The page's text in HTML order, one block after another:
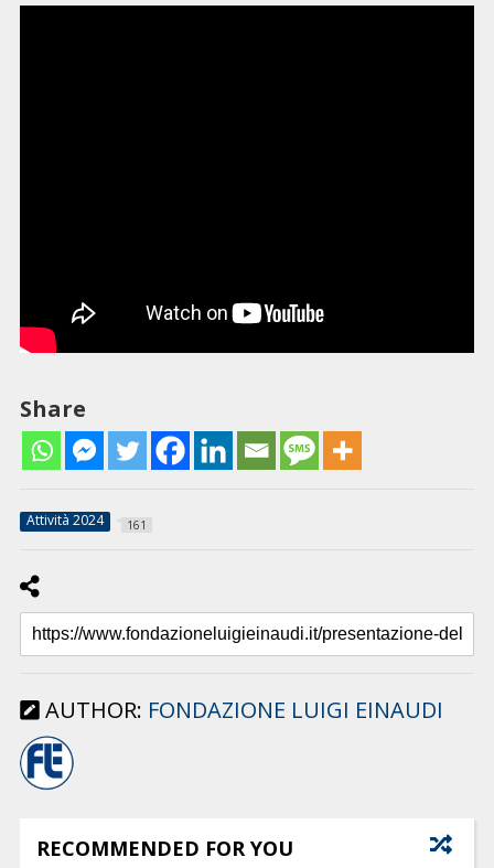
Share
Attività 2024 161
AUTHOR: FONDAZIONE LUIGI EINAUDI
RECOMMENDED FOR YOU